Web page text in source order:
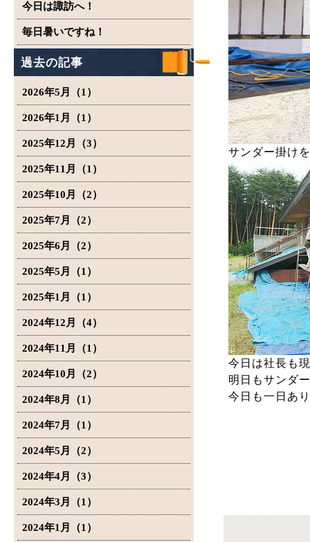
今日は諏訪へ！
毎日暑いですね！
過去の記事
2026年5月（1）
2026年1月（1）
2025年12月（3）
2025年11月（1）
2025年10月（2）
2025年7月（2）
2025年6月（2）
2025年5月（1）
2025年1月（1）
2024年12月（4）
2024年11月（1）
2024年10月（2）
2024年8月（1）
2024年7月（1）
2024年5月（2）
2024年4月（3）
2024年3月（1）
2024年1月（1）
サンダー掛け
今日は社長も
明日もサンダ
今日も一日あ